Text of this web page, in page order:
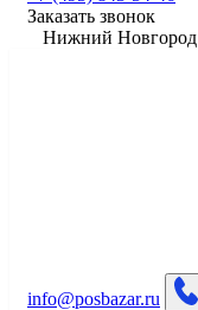
Заказать звонок
Нижний Новгород
info@posbazar.ru